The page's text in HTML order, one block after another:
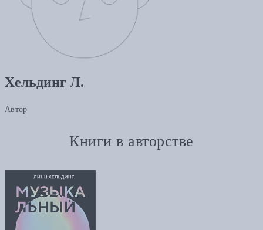
Хельдинг Л.
Автор
Книги в авторстве